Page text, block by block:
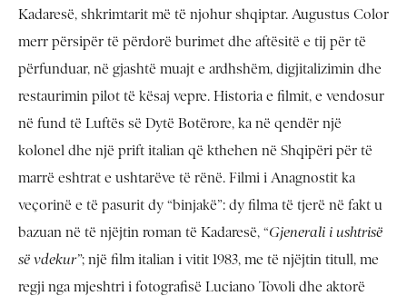
Kadaresë, shkrimtarit më të njohur shqiptar. Augustus Color
merr përsipër të përdorë burimet dhe aftësitë e tij për të
përfunduar, në gjashtë muajt e ardhshëm, digjitalizimin dhe
restaurimin pilot të kësaj vepre. Historia e filmit, e vendosur
në fund të Luftës së Dytë Botërore, ka në qendër një
kolonel dhe një prift italian që kthehen në Shqipëri për të
marrë eshtrat e ushtarëve të rënë. Filmi i Anagnostit ka
veçorinë e të pasurit dy “binjakë”: dy filma të tjerë në fakt u
bazuan në të njëjtin roman të Kadaresë, “Gjenerali i ushtrisë
së vdekur”; një film italian i vitit 1983, me të njëjtin titull, me
regji nga mjeshtri i fotografisë Luciano Tovoli dhe aktorë